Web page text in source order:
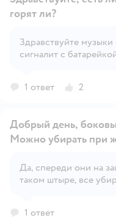
мягкое? Спасибо.
горят ли?
Здравствуйте музыки
сигналит с
1 ответ 2
Добрый день,
Можно убирать при
Да, спереди они на
таком штыре, все
1 ответ